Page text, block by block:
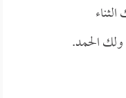
ولك الحمد.